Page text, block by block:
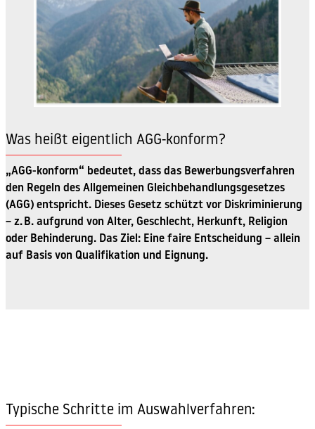
Was heißt eigentlich AGG-konform?
„AGG-konform“ bedeutet, dass das Bewerbungsverfahren
den Regeln des Allgemeinen Gleichbehandlungsgesetzes
(AGG) entspricht. Dieses Gesetz schützt vor Diskriminierung
– z. B. aufgrund von Alter, Geschlecht, Herkunft, Religion
oder Behinderung. Das Ziel: Eine faire Entscheidung – allein
auf Basis von Qualifikation und Eignung.
Typische Schritte im Auswahlverfahren: